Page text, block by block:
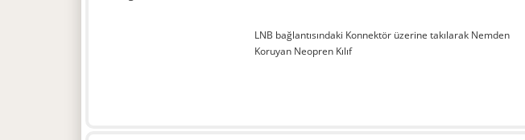
LNB bağlantısındaki Konnektör üzerine takılarak Nemden
Koruyan Neopren Kılıf